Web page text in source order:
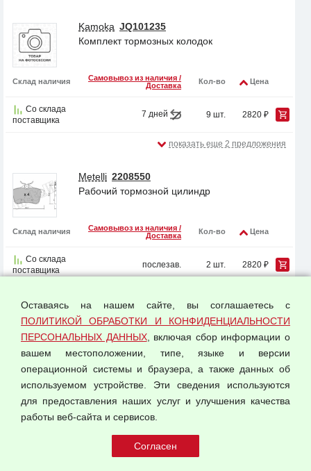
Kamoka JQ101235
Комплект тормозных колодок
Склад наличия
Самовывоз из наличия /
Доставка
Кол-во Цена
Со склада
поставщика
7 дней 9 шт. 2820 ₽
показать еще 2 предложения
Metelli 2208550
Рабочий тормозной цилиндр
Склад наличия
Самовывоз из наличия /
Доставка
Кол-во Цена
Со склада
поставщика
послезав. 2 шт. 2820 ₽
TRW GDB1828
Колодки зад 308 3008 508 5008 RCZ C4
DS4 DS5 Grand Cherokee WK1 WK2
Доставка
Со склада
поставщика
послезав.
показать еще 5 предложений
Оставаясь на нашем сайте, вы соглашаетесь с
ПОЛИТИКОЙ ОБРАБОТКИ И КОНФИДЕНЦИАЛЬНОСТИ
ПЕРСОНАЛЬНЫХ ДАННЫХ, включая сбор информации о
вашем местоположении, типе, языке и версии
операционной системы и браузера, а также данных об
используемом устройстве. Эти сведения используются
для предоставления наших услуг и улучшения качества
работы веб-сайта и сервисов.